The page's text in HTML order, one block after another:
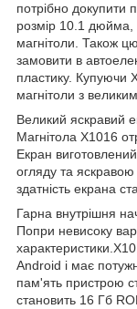
потрібно докупити
розмір 10.1 дюйма,
магнітоли. Також
замовити в
пластику. Купуючи
магнітоли з
Великий яскравий
Магнітола X1016
Екран
огляду та
здатність екрана
Гарна внутрішня
Попри невисоку
Android і має
пам'ять пристрою
становить 16 Гб